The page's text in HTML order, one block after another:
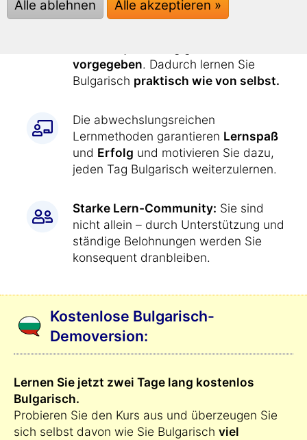
einfach wie jetzt:
vorgegeben. Dadurch lernen Sie
Bulgarisch praktisch wie von selbst.
Die abwechslungsreichen
Lernmethoden garantieren Lernspaß
und Erfolg und motivieren Sie dazu,
jeden Tag Bulgarisch weiterzulernen.
Starke Lern-Community: Sie sind
nicht allein – durch Unterstützung und
ständige Belohnungen werden Sie
konsequent dranbleiben.
Kostenlose Bulgarisch-
Demoversion:
Lernen Sie jetzt zwei Tage lang kostenlos
Bulgarisch.
Probieren Sie den Kurs aus und überzeugen Sie
sich selbst davon wie Sie Bulgarisch viel
Alle ablehnen Alle akzeptieren »